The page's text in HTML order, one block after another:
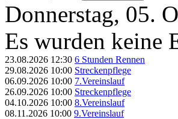
Donnerstag, 05.
Es wurden keine
23.08.2026 12:30 6 Stunden Rennen
29.08.2026 10:00 Streckenpflege
06.09.2026 10:00 7.Vereinslauf
26.09.2026 10:00 Streckenpflege
04.10.2026 10:00 8.Vereinslauf
08.11.2026 10:00 9.Vereinslauf